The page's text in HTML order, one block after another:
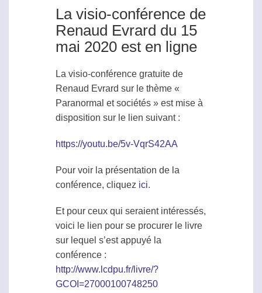
La visio-conférence de
Renaud Evrard du 15
mai 2020 est en ligne
La visio-conférence gratuite de
Renaud Evrard sur le thème «
Paranormal et sociétés » est mise à
disposition sur le lien suivant :
https://youtu.be/5v-VqrS42AA
Pour voir la présentation de la
conférence, cliquez ici.
Et pour ceux qui seraient intéressés,
voici le lien pour se procurer le livre
sur lequel s’est appuyé la
conférence :
http://www.lcdpu.fr/livre/?
GCOI=27000100748250